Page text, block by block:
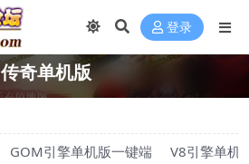
登录
传奇单机版
GOM引擎单机版一键端
V8引擎单机